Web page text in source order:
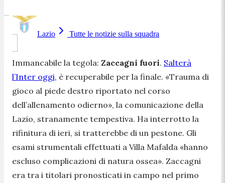
Lazio Tutte le notizie sulla squadra
Immancabile la tegola: Zaccagni fuori. Salterà
l’Inter oggi, è recuperabile per la finale. «Trauma di
gioco al piede destro riportato nel corso
dell’allenamento odierno», la comunicazione della
Lazio, stranamente tempestiva. Ha interrotto la
rifinitura di ieri, si tratterebbe di un pestone. Gli
esami strumentali effettuati a Villa Mafalda «hanno
escluso complicazioni di natura ossea». Zaccagni
era tra i titolari pronosticati in campo nel primo